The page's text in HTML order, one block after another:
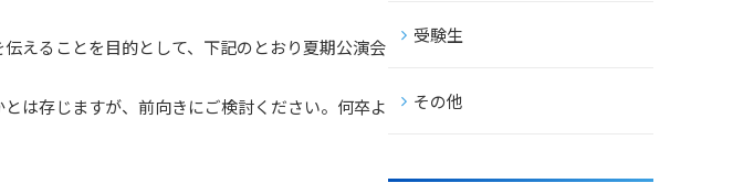
えることを目的として、下記のとおり夏期公演会
は存じますが、前向きにご検討ください。何卒よ
受験生
その他